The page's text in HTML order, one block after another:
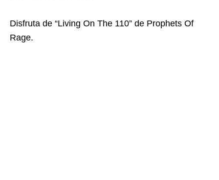
Disfruta de “Living On The 110” de Prophets Of
Rage.